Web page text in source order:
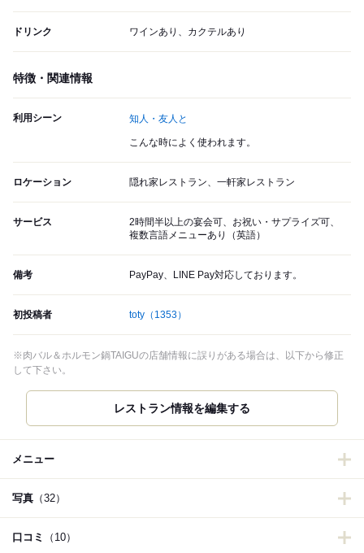
ドリンク ワインあり、カクテルあり
特徴・関連情報
利用シーン 知人・友人と
こんな時によく使われます。
ロケーション 隠れ家レストラン、一軒家レストラン
サービス
2時間半以上の宴会可、お祝い・サプライズ可、
複数言語メニューあり（英語）
備考 PayPay、LINE Pay対応しております。
初投稿者 toty （1353）
※肉バル＆ホルモン鍋TAIGUの店舗情報に誤りがある場合は、以下から修正
して下さい。
レストラン情報を編集する
メニュー
写真 （32）
口コミ （10）